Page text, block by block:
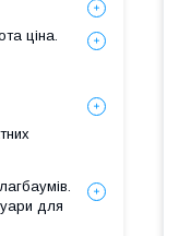
ціна.
для